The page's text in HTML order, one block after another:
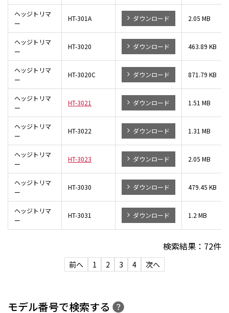
ヘッジトリマ
ー
HT-301A ダウンロード 2.05 MB
ヘッジトリマ
ー
HT-3020 ダウンロード 463.89 KB
ヘッジトリマ
ー
HT-3020C ダウンロード 871.79 KB
ヘッジトリマ
ー
HT-3021 ダウンロード 1.51 MB
ヘッジトリマ
ー
HT-3022 ダウンロード 1.31 MB
ヘッジトリマ
ー
HT-3023 ダウンロード 2.05 MB
ヘッジトリマ
ー
HT-3030 ダウンロード 479.45 KB
ヘッジトリマ
ー
HT-3031 ダウンロード 1.2 MB
検索結果： 72件
前へ 1 2 3 4 次へ
モデル番号で検索する